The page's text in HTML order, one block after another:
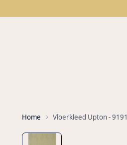
Home Vloerkleed Upton - 9191